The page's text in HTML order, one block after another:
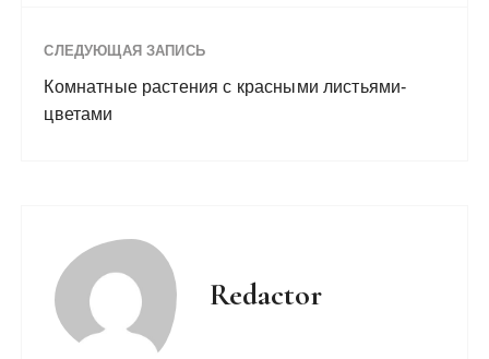
СЛЕДУЮЩАЯ ЗАПИСЬ
Комнатные растения с красными листьями-
цветами
Redactor